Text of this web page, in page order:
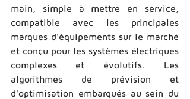
main, simple à mettre en service,
compatible avec les principales
marques d'équipements sur le marché
et conçu pour les systèmes électriques
complexes et évolutifs. Les
algorithmes de prévision et
d'optimisation embarqués au sein du